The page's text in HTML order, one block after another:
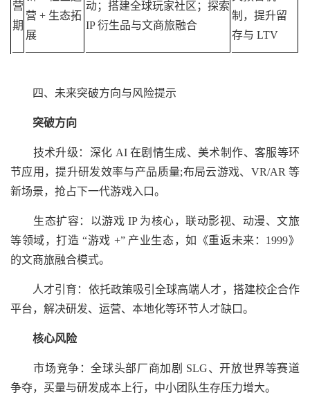
营
期
营 + 生态拓
展
动；搭建全球玩家社区；探索
IP 衍生品与文商旅融合
制，提升留
存与 LTV
四、未来突破方向与风险提示
突破方向
技术升级：深化 AI 在剧情生成、美术制作、客服等环
节应用，提升研发效率与产品质量;布局云游戏、VR/AR 等
新场景，抢占下一代游戏入口。
生态扩容：以游戏 IP 为核心，联动影视、动漫、文旅
等领域，打造 “游戏 +” 产业生态，如《重返未来：1999》
的文商旅融合模式。
人才引育：依托政策吸引全球高端人才，搭建校企合作
平台，解决研发、运营、本地化等环节人才缺口。
核心风险
市场竞争：全球头部厂商加剧 SLG、开放世界等赛道
争夺，买量与研发成本上行，中小团队生存压力增大。